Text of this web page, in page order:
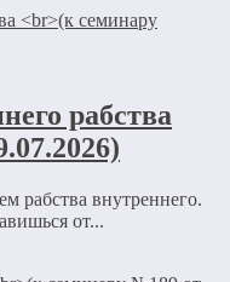
рабства
рабства внутреннего.
от...